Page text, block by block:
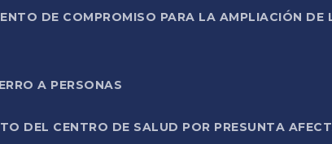
DE COMPROMISO PARA LA AMPLIACIÓN DE
A PERSONAS
DEL CENTRO DE SALUD POR PRESUNTA